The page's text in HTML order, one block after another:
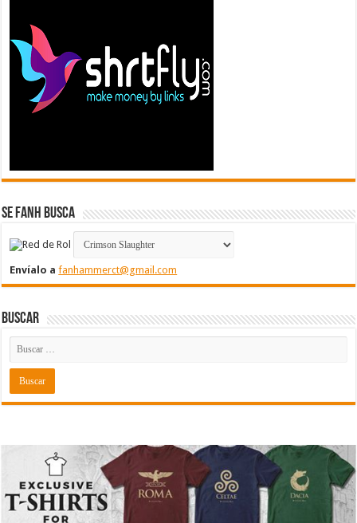
Se FanH Busca
Envíalo afanhammerct@gmail.com
Buscar